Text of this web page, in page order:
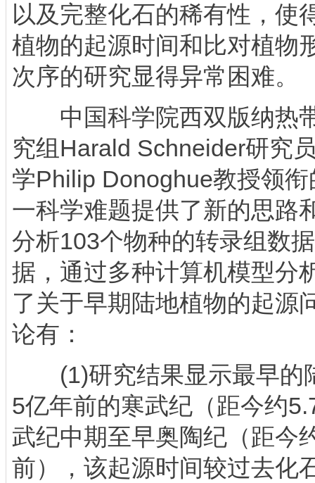
以及完整化石的稀有性，使
植物的起源时间和比对植物
次序的研究显得异常困难。
中国科学院西双版纳热
究组Harald Schneider研究
学Philip Donoghue教授领
一科学难题提供了新的思路
分析103个物种的转录组数
据，通过多种计算机模型分
了关于早期陆地植物的起源
论有：
(1)研究结果显示最早的
5亿年前的寒武纪（距今约
武纪中期至早奥陶纪（距今
前），该起源时间较过去化